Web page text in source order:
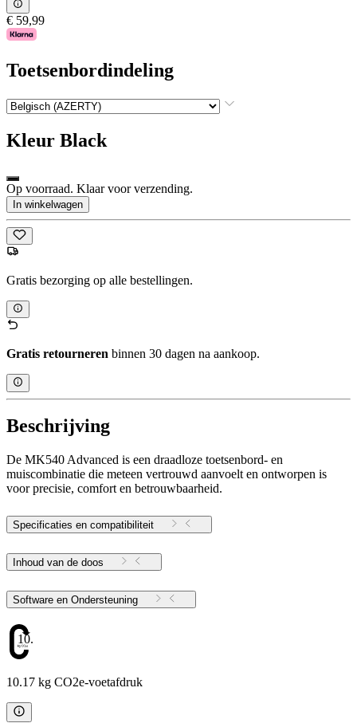
€ 59,99
Toetsenbordindeling
Kleur Black
Op voorraad. Klaar voor verzending.
In winkelwagen
Gratis bezorging op alle bestellingen.
Gratis retourneren binnen 30 dagen na aankoop.
Beschrijving
De MK540 Advanced is een draadloze toetsenbord- en
muiscombinatie die meteen vertrouwd aanvoelt en ontworpen is
voor precisie, comfort en betrouwbaarheid.
Specificaties en compatibiliteit
Inhoud van de doos
Software en Ondersteuning
10.17
10.17 kg CO2e-voetafdruk